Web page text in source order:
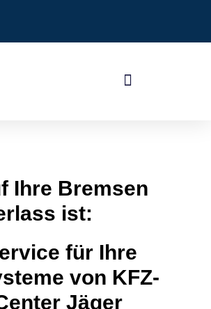
Ihre Bremsen
ist:
für Ihre
von KFZ-
Jäger